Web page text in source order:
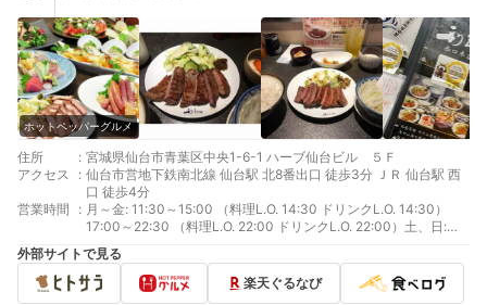
ホットペッパーグルメ
住所 : 宮城県仙台市青葉区中央1-6-1 ハーブ仙台ビル ５Ｆ
アクセス
: 仙台市営地下鉄南北線 仙台駅 北8番出口 徒歩3分 ＪＲ 仙台駅 西
口 徒歩4分
営業時間
: 月～金: 11:30～15:00 （料理L.O. 14:30 ドリンクL.O. 14:30）
17:00～22:30 （料理L.O. 22:00 ドリンクL.O. 22:00）土、日:
11:30～14:30 （料理L.O. 14:30 ドリンクL.O. 14:30）15:00～
22:30 （料理L.O. 22:00 ドリンクL.O. 22:00）祝日: 11:00～
14:30 （料理L.O. 14:30 ドリンクL.O. 14:30）15:00～22:30 （料
理L.O. 22:00 ドリンクL.O. 22:00）
外部サイトで見る
楽天ぐるなび